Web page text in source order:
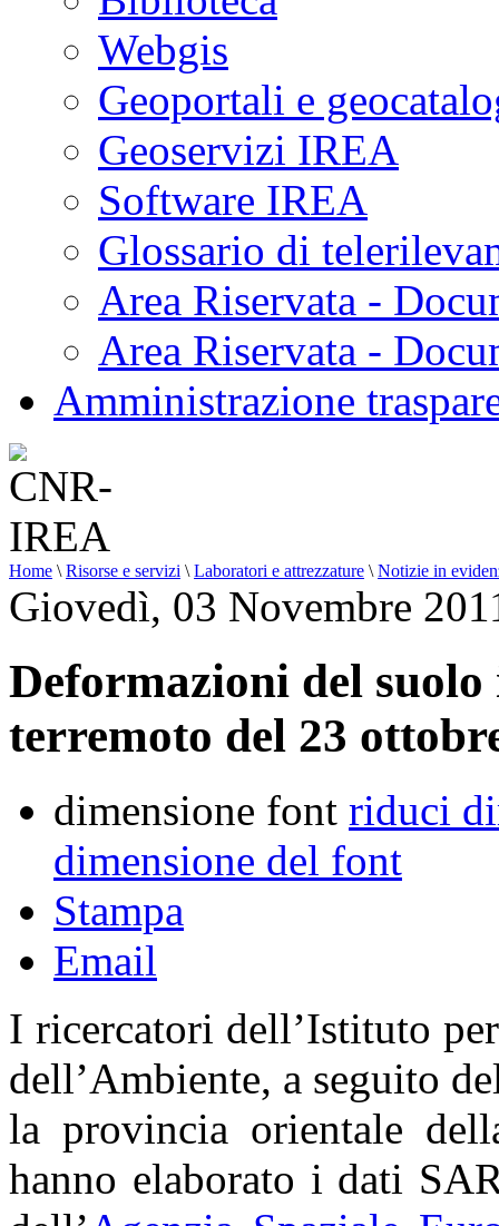
Webgis
Geoportali e
Geoservizi IREA
Software IREA
Glossario di
Area Riservata -
Area Riservata -
Amministrazione
Home \ Risorse e servizi \ Laboratori e attrezzature \ Notizie in
Giovedì, 03 Novembre
Deformazioni del
terremoto del 23
dimensione font riduci
dimensione del font
Stampa
Email
I ricercatori dell’Istituto
dell’Ambiente, a seguito
la provincia orientale
hanno elaborato i dati